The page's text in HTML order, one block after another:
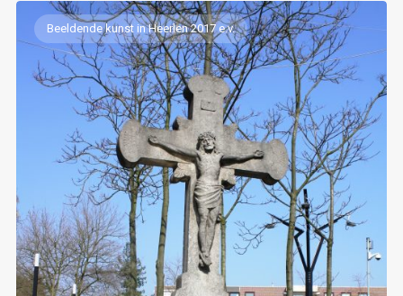
Beeldende kunst in Heerlen 2017 e.v.